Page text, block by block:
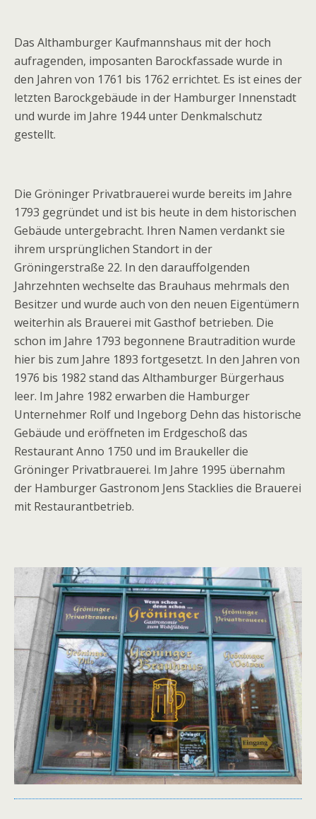
Das Althamburger Kaufmannshaus mit der hoch
aufragenden, imposanten Barockfassade wurde in
den Jahren von 1761 bis 1762 errichtet. Es ist eines der
letzten Barockgebäude in der Hamburger Innenstadt
und wurde im Jahre 1944 unter Denkmalschutz
gestellt.
Die Gröninger Privatbrauerei wurde bereits im Jahre
1793 gegründet und ist bis heute in dem historischen
Gebäude untergebracht. Ihren Namen verdankt sie
ihrem ursprünglichen Standort in der
Gröningerstraße 22. In den darauffolgenden
Jahrzehnten wechselte das Brauhaus mehrmals den
Besitzer und wurde auch von den neuen Eigentümern
weiterhin als Brauerei mit Gasthof betrieben. Die
schon im Jahre 1793 begonnene Brautradition wurde
hier bis zum Jahre 1893 fortgesetzt. In den Jahren von
1976 bis 1982 stand das Althamburger Bürgerhaus
leer. Im Jahre 1982 erwarben die Hamburger
Unternehmer Rolf und Ingeborg Dehn das historische
Gebäude und eröffneten im Erdgeschoß das
Restaurant Anno 1750 und im Braukeller die
Gröninger Privatbrauerei. Im Jahre 1995 übernahm
der Hamburger Gastronom Jens Stacklies die Brauerei
mit Restaurantbetrieb.